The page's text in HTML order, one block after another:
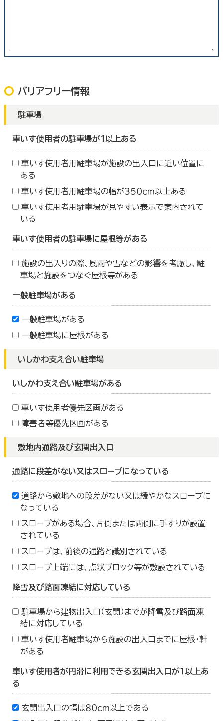
バリアフリー情報
駐車場
車いす使用者の駐車場が１以上ある
車いす使用者用駐車場が施設の出入口に近い位置に
ある
車いす使用者用駐車場の幅が３５０ｃｍ以上ある
車いす使用者用駐車場が見やすい表示で案内されて
いる
車いす使用者の駐車場に屋根等がある
施設の出入りの際、風雨や雪などの影響を考慮し、駐
車場と施設をつなぐ屋根等がある
一般駐車場がある
一般駐車場がある
一般駐車場に屋根がある
いしかわ支え合い駐車場
いしかわ支え合い駐車場がある
車いす使用者優先区画がある
障害者等優先区画がある
敷地内通路及び玄関出入口
通路に段差がない又はスロープになっている
道路から敷地への段差がない又は緩やかなスロープに
なっている
スロープがある場合、片側または両側に手すりが設置
されている
スロープは、前後の通路と識別されている
スロープ上端には、点状ブロック等が敷設されている
降雪及び路面凍結に対応している
駐車場から建物出入口（玄関）までが降雪及び路面凍
結に対応している
車いす使用者駐車場から施設の出入口までに屋根・軒
がある
車いす使用者が円滑に利用できる玄関出入口が１以上あ
る
玄関出入口の幅は８０ｃｍ以上である